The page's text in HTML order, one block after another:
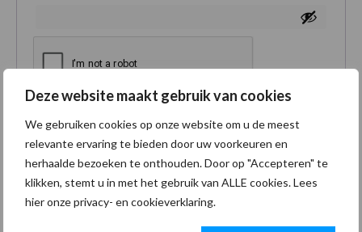
Deze website maakt gebruik van cookies
We gebruiken cookies op onze website om u de meest
relevante ervaring te bieden door uw voorkeuren en
herhaalde bezoeken te onthouden. Door op "Accepteren" te
klikken, stemt u in met het gebruik van ALLE cookies. Lees
hier onze privacy- en cookieverklaring.
Je persoonlijke gegevens worden gebruikt om je
ervaring op deze site te ondersteunen, om toegang
tot je account te beheren en voor andere doeleinden
zoals omschreven in onzeprivacybeleid.